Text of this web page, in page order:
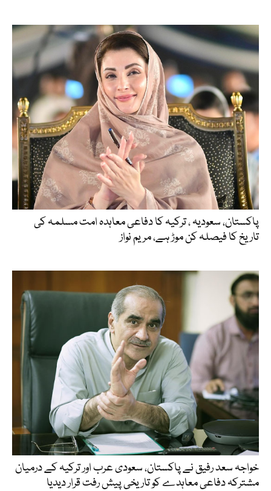
پاکستان، سعودیہ ، ترکیہ کا دفاعی معاہدہ امت مسلمہ کی
تاریخ کا فیصلہ کن موڑ ہے، مریم نواز
خواجہ سعد رفیق نے پاکستان، سعودی عرب اور ترکیہ کے درمیان
مشترکہ دفاعی معاہدے کو تاریخی پیش رفت قرار دیدیا